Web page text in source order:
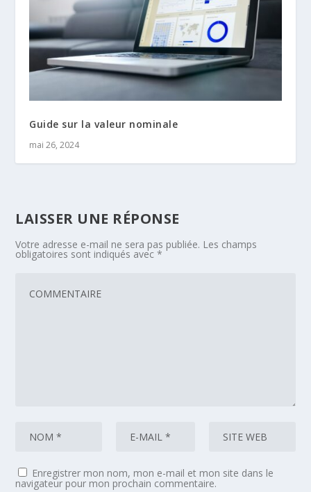
Guide sur la valeur nominale
mai 26, 2024
LAISSER UNE RÉPONSE
Votre adresse e-mail ne sera pas publiée. Les champs
obligatoires sont indiqués avec*
Enregistrer mon nom, mon e-mail et mon site dans le
navigateur pour mon prochain commentaire.